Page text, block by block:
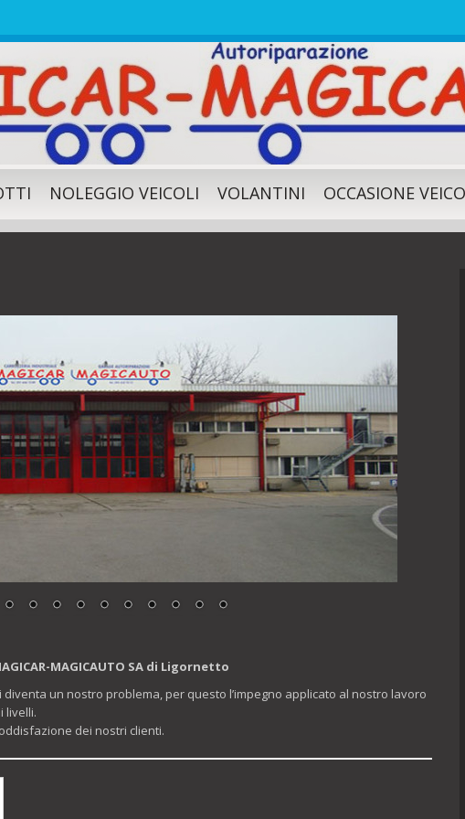
NOLEGGIO VEICOLI VOLANTINI OCCASIONE
MAGICAUTO SA di Ligornetto
un nostro problema, per questo l’impegno applicato al nostro lavoro
livelli.
dei nostri clienti.